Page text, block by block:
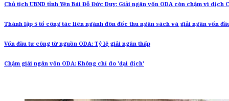
Chủ tịch UBND tỉnh Yên Bái Đỗ Đức Duy: Giải ngân vốn ODA còn chậm vì dịch
Thành lập 5 tổ công tác liên ngành đôn đốc thu ngân sách và giải ngân vốn
Vốn đầu tư công từ nguồn ODA: Tỷ lệ giải ngân thấp
Chậm giải ngân vốn ODA: Không chỉ do 'đại dịch'